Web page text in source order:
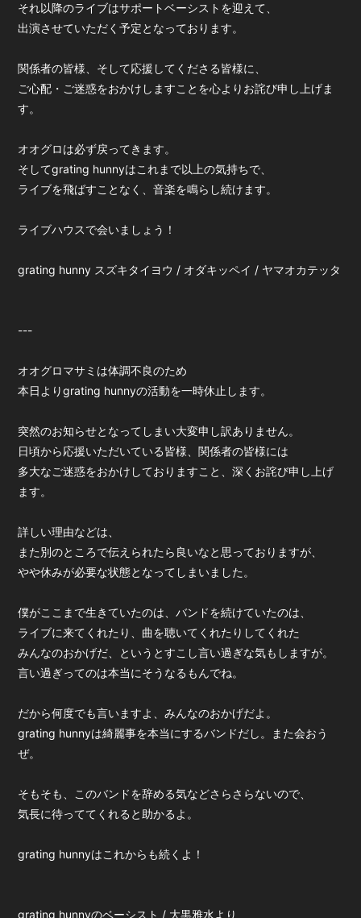
それ以降のライブはサポートベーシストを迎えて、
出演させていただく予定となっております。
関係者の皆様、そして応援してくださる皆様に、
ご心配・ご迷惑をおかけしますことを心よりお詫び申し上げま
す。
オオグロは必ず戻ってきます。
そしてgrating hunnyはこれまで以上の気持ちで、
ライブを飛ばすことなく、音楽を鳴らし続けます。
ライブハウスで会いましょう！
grating hunny スズキタイヨウ / オダキッペイ / ヤマオカテッタ
---
オオグロマサミは体調不良のため
本日よりgrating hunnyの活動を一時休止します。
突然のお知らせとなってしまい大変申し訳ありません。
日頃から応援いただいている皆様、関係者の皆様には
多大なご迷惑をおかけしておりますこと、深くお詫び申し上げ
ます。
詳しい理由などは、
また別のところで伝えられたら良いなと思っておりますが、
やや休みが必要な状態となってしまいました。
僕がここまで生きていたのは、バンドを続けていたのは、
ライブに来てくれたり、曲を聴いてくれたりしてくれた
みんなのおかげだ、というとすこし言い過ぎな気もしますが。
言い過ぎってのは本当にそうなるもんでね。
だから何度でも言いますよ、みんなのおかげだよ。
grating hunnyは綺麗事を本当にするバンドだし。また会おう
ぜ。
そもそも、このバンドを辞める気などさらさらないので、
気長に待っててくれると助かるよ。
grating hunnyはこれからも続くよ！
grating hunnyのベーシスト / 大黒雅水より